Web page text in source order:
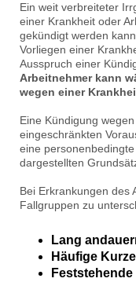
Ein weit verbreiteter
einer Krankheit oder
gekündigt werden
Vorliegen einer
Ausspruch einer
Arbeitnehmer kann
wegen einer
Eine Kündigung
eingeschränkten
eine
dargestellten
Bei Erkrankungen des
Fallgruppen zu
Lang
Häufige